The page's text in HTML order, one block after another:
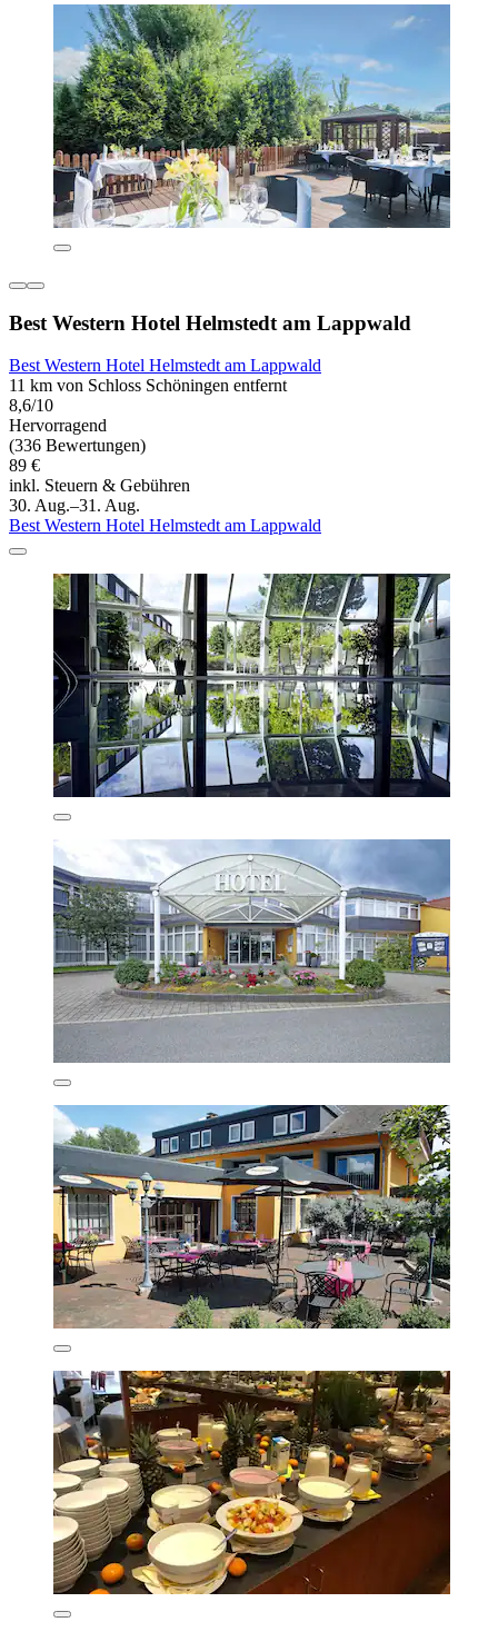
Best Western Hotel Helmstedt am Lappwald
Best Western Hotel Helmstedt am Lappwald
11 km von Schloss Schöningen entfernt
8,6/10
Hervorragend
(336 Bewertungen)
89 €
inkl. Steuern & Gebühren
30. Aug.–31. Aug.
Best Western Hotel Helmstedt am Lappwald